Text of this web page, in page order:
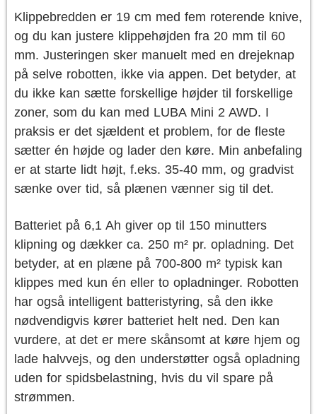
Klippebredden er 19 cm med fem roterende knive,
og du kan justere klippehøjden fra 20 mm til 60
mm. Justeringen sker manuelt med en drejeknap
på selve robotten, ikke via appen. Det betyder, at
du ikke kan sætte forskellige højder til forskellige
zoner, som du kan med LUBA Mini 2 AWD. I
praksis er det sjældent et problem, for de fleste
sætter én højde og lader den køre. Min anbefaling
er at starte lidt højt, f.eks. 35-40 mm, og gradvist
sænke over tid, så plænen vænner sig til det.
Batteriet på 6,1 Ah giver op til 150 minutters
klipning og dækker ca. 250 m² pr. opladning. Det
betyder, at en plæne på 700-800 m² typisk kan
klippes med kun én eller to opladninger. Robotten
har også intelligent batteristyring, så den ikke
nødvendigvis kører batteriet helt ned. Den kan
vurdere, at det er mere skånsomt at køre hjem og
lade halvvejs, og den understøtter også opladning
uden for spidsbelastning, hvis du vil spare på
strømmen.